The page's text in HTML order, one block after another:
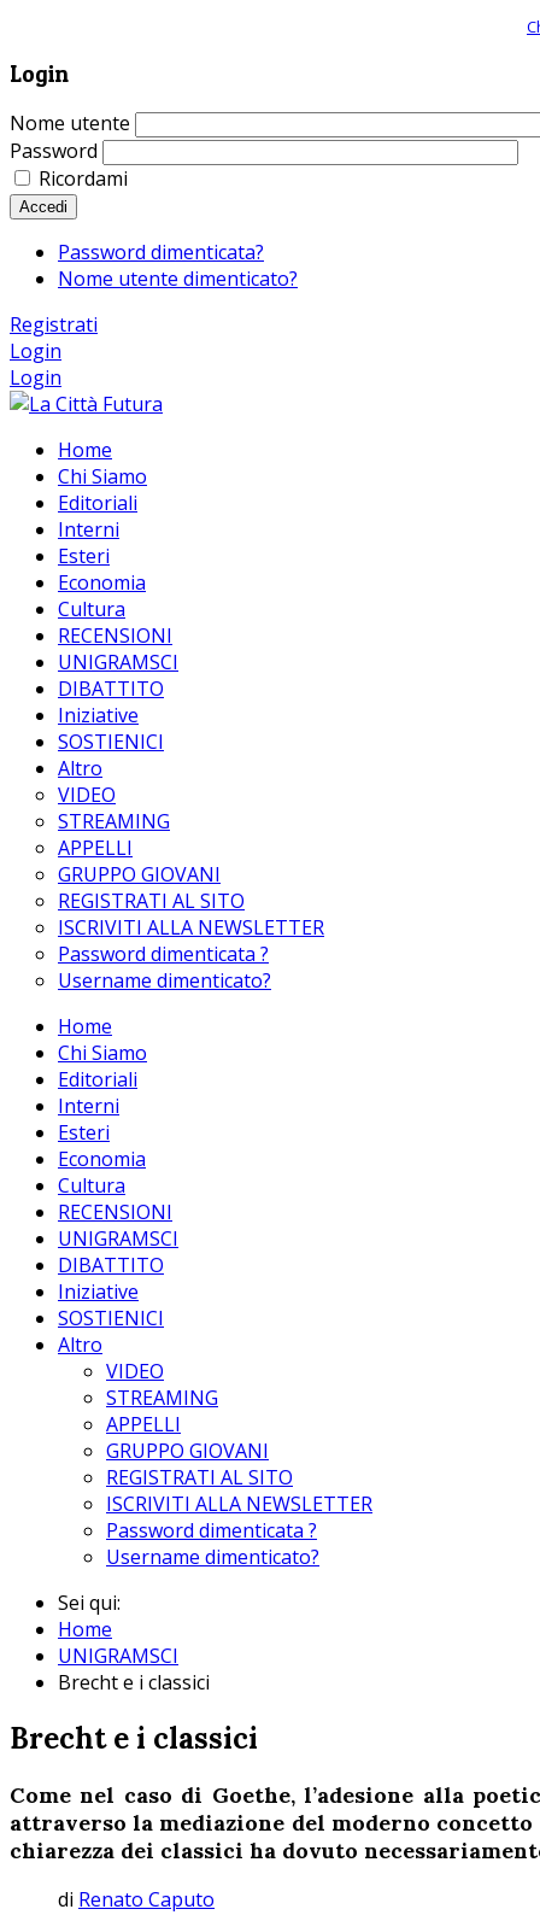
Login
Nome utente
Password
Ricordami
Accedi
Password dimenticata?
Nome utente dimenticato?
Registrati
Login
Login
Home
Chi Siamo
Editoriali
Interni
Esteri
Economia
Cultura
RECENSIONI
UNIGRAMSCI
DIBATTITO
Iniziative
SOSTIENICI
Altro
VIDEO
STREAMING
APPELLI
GRUPPO GIOVANI
REGISTRATI AL SITO
ISCRIVITI ALLA NEWSLETTER
Password dimenticata ?
Username dimenticato?
Home
Chi Siamo
Editoriali
Interni
Esteri
Economia
Cultura
RECENSIONI
UNIGRAMSCI
DIBATTITO
Iniziative
SOSTIENICI
Altro
VIDEO
STREAMING
APPELLI
GRUPPO GIOVANI
REGISTRATI AL SITO
ISCRIVITI ALLA NEWSLETTER
Password dimenticata ?
Username dimenticato?
Sei qui:
Home
UNIGRAMSCI
Brecht e i classici
Brecht e i classici
Come nel caso di Goethe, l’adesione alla
attraverso la mediazione del moderno
chiarezza dei classici ha dovuto
di Renato Caputo